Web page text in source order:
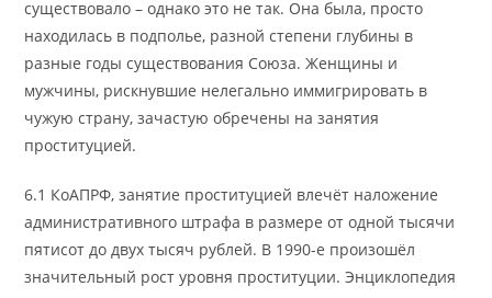
существовало – однако это не так. Она была, просто
находилась в подполье, разной степени глубины в
разные годы существования Союза. Женщины и
мужчины, рискнувшие нелегально иммигрировать в
чужую страну, зачастую обречены на занятия
проституцией.
6.1 КоАПРФ, занятие проституцией влечёт наложение
административного штрафа в размере от одной тысячи
пятисот до двух тысяч рублей. В 1990-е произошёл
значительный рост уровня проституции. Энциклопедия